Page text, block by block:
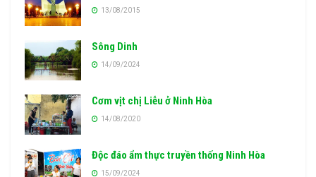
13/08/2015
Sông Dinh
14/09/2024
Cơm vịt chị Liễu ở Ninh Hòa
14/08/2020
Độc đáo ẩm thực truyền thống Ninh Hòa
15/09/2024